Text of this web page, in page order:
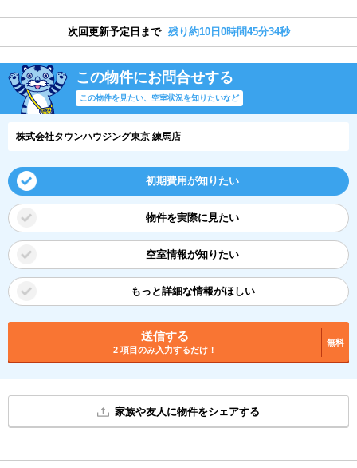
次回更新予定日まで 残り約10日0時間45分34秒
この物件にお問合せする
この物件を見たい、空室状況を知りたいなど
株式会社タウンハウジング東京 練馬店
初期費用が知りたい
物件を実際に見たい
空室情報が知りたい
もっと詳細な情報がほしい
送信する
2 項目のみ入力するだけ！
無料
家族や友人に物件をシェアする